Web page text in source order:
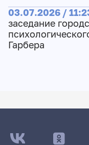
03.07.2026 /
заседание
Гарбера